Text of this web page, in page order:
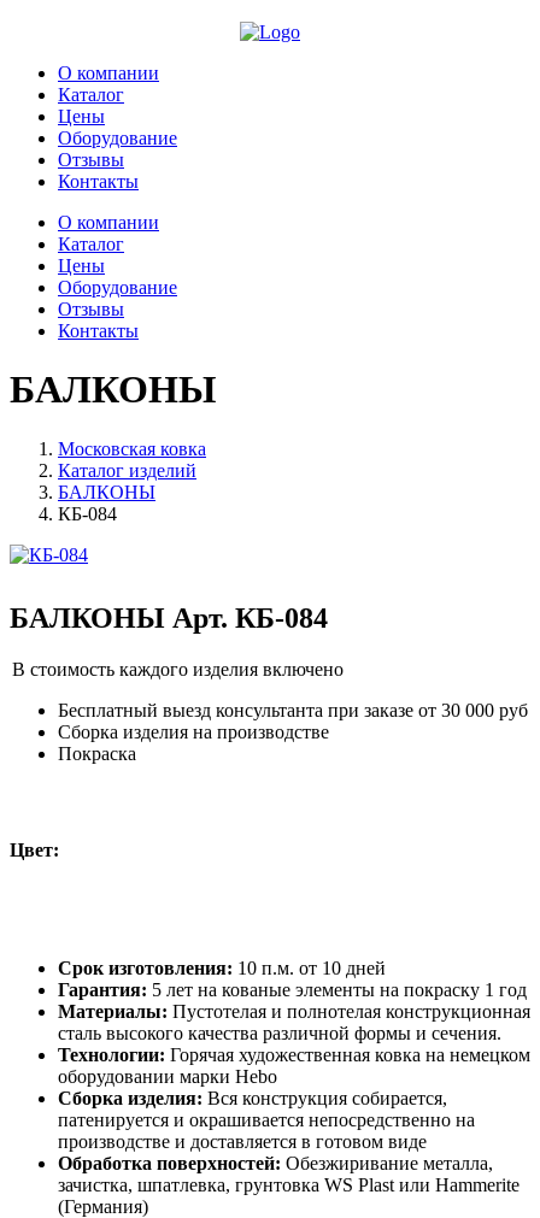
О компании
Каталог
Цены
Оборудование
Отзывы
Контакты
О компании
Каталог
Цены
Оборудование
Отзывы
Контакты
БАЛКОНЫ
Московская ковка
Каталог изделий
БАЛКОНЫ
КБ-084
БАЛКОНЫ Арт. КБ-084
В стоимость каждого изделия включено
Бесплатный выезд консультанта при заказе от 30 000 руб
Сборка изделия на производстве
Покраска
Цвет:
Срок изготовления: 10 п.м. от 10 дней
Гарантия: 5 лет на кованые элементы на покраску 1 год
Материалы: Пустотелая и полнотелая конструкционная
сталь высокого качества различной формы и сечения.
Технологии: Горячая художественная ковка на немецком
оборудовании марки Hebo
Сборка изделия: Вся конструкция собирается,
патенируется и окрашивается непосредственно на
производстве и доставляется в готовом виде
Обработка поверхностей: Обезжиривание металла,
зачистка, шпатлевка, грунтовка WS Plast или Hammerite
(Германия)